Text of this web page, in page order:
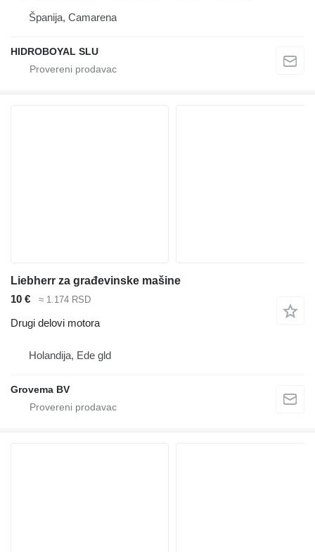
Španija, Camarena
HIDROBOYAL SLU
Liebherr za građevinske mašine
10 €
≈ 1.174 RSD
Drugi delovi motora
Holandija, Ede gld
Grovema BV